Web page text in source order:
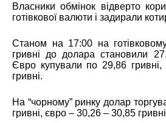
Власники обмінок відверто
готівкової валюти і задирали
Станом на 17:00 на
гривні до долара становили
Євро купували по 29,86
гривні.
На “чорному” ринку долар
гривні, євро – 30,26 – 30,85